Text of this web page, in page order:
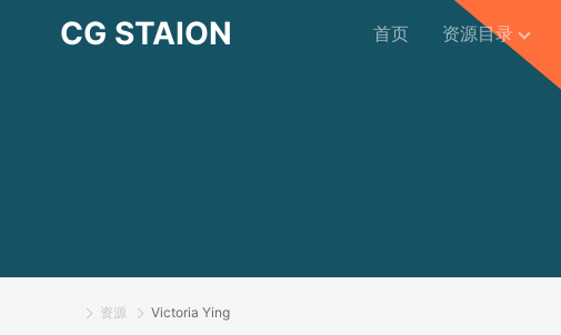
CG STAION 首页 资源目录
资源 Victoria Ying